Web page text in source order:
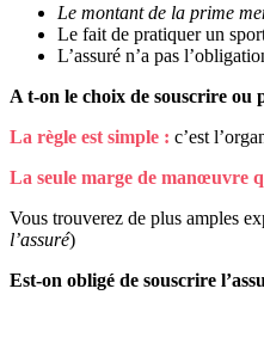
Le montant de la prime
Le fait de pratiquer un
L’assuré n’a pas
A t-on le choix de souscrire ou
La règle est simple : c’est
La seule marge de manœuvre
Vous trouverez de plus amples
l’assuré)
Est-on obligé de souscrire